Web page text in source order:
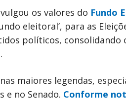
os valores do Fundo
eleitoral’, para as
políticos, consolidando
maiores legendas,
e no Senado. Conforme